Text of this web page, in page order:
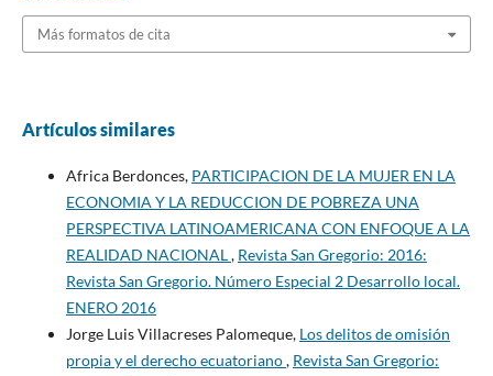
Más formatos de cita
Artículos similares
Africa Berdonces, PARTICIPACION DE LA MUJER EN LA
ECONOMIA Y LA REDUCCION DE POBREZA UNA
PERSPECTIVA LATINOAMERICANA CON ENFOQUE A LA
REALIDAD NACIONAL, Revista San Gregorio: 2016:
Revista San Gregorio. Número Especial 2 Desarrollo local.
ENERO 2016
Jorge Luis Villacreses Palomeque, Los delitos de omisión
propia y el derecho ecuatoriano, Revista San Gregorio: